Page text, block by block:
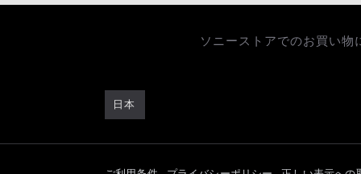
ソニーストアでのお買い物
日本